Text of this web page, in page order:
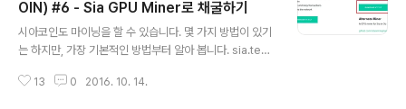
OIN) #6 - Sia GPU Miner로 채굴하기
시아코인도 마이닝을 할 수 있습니다. 몇 가지 방법이 있기
는 하지만, 가장 기본적인 방법부터 알아 봅니다. sia.tech
ch 사이트에서 상단메뉴의 APP 메뉴를 클릭하면, 다음과
13 0 2016. 10. 14.